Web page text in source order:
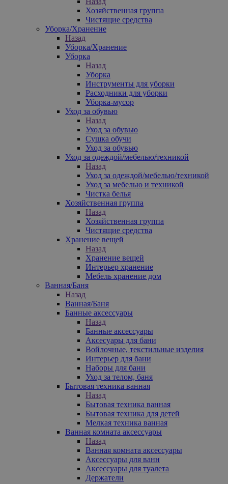
Хозяйственная группа
Чистящие средства
Уборка/Хранение
Назад
Уборка/Хранение
Уборка
Назад
Уборка
Инструменты для уборки
Расходники для уборки
Уборка-мусор
Уход за обувью
Назад
Уход за обувью
Сушка обучи
Уход за обувью
Уход за одеждой/мебелью/техникой
Назад
Уход за одеждой/мебелью/техникой
Уход за мебелью и техникой
Чистка белья
Хозяйственная группа
Назад
Хозяйственная группа
Чистящие средства
Хранение вещей
Назад
Хранение вещей
Интерьер хранение
Мебель хранение дом
Ванная/Баня
Назад
Ванная/Баня
Банные аксессуары
Назад
Банные аксессуары
Аксесуары для бани
Войлочные, текстильные изделия
Интерьер для бани
Наборы для бани
Уход за телом, баня
Бытовая техника ванная
Назад
Бытовая техника ванная
Бытовая техника для детей
Мелкая техника ванная
Ванная комната аксессуары
Назад
Ванная комната аксессуары
Аксессуары для ванн
Аксессуары для туалета
Держатели